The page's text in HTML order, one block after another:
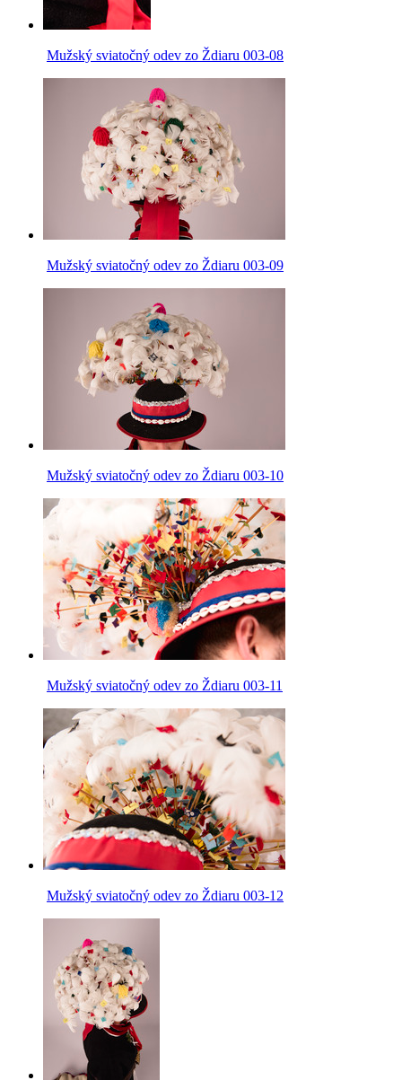
Mužský sviatočný odev zo Ždiaru 003-08
Mužský sviatočný odev zo Ždiaru 003-09
Mužský sviatočný odev zo Ždiaru 003-10
Mužský sviatočný odev zo Ždiaru 003-11
Mužský sviatočný odev zo Ždiaru 003-12